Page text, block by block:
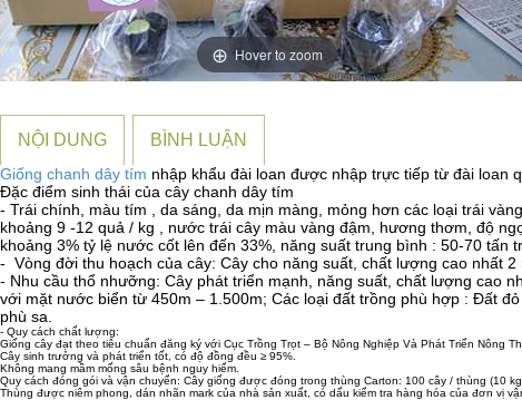
Hover to zoom
NỘI DUNG BÌNH LUẬN
Giống chanh dây tím nhập khẩu đài loan được nhập trực tiếp từ đài loan
Đặc điểm sinh thái của cây chanh dây tím
- Trái chính, màu tím , da sáng, da mịn màng, mỏng hơn các loại trái
khoảng 9 -12 quả / kg , nước trái cây màu vàng đậm, hương thơm, độ
khoảng 3% tỷ lệ nước cốt lên đến 33%, năng suất trung bình : 50-70 tấn
- Vòng đời thu hoạch của cây: Cây cho năng suất, chất lượng cao nhất 2
- Nhu cầu thổ nhưỡng: Cây phát triển mạnh, năng suất, chất lượng cao
với mặt nước biển từ 450m – 1.500m; Các loại đất trồng phù hợp : Đất
phù sa.
- Quy cách chất lượng:
Giống cây đạt theo tiêu chuẩn đăng ký với Cục Trồng Trọt – Bộ Nông Nghiệp Và Phát Triển Nông
Cây sinh trưởng và phát triển tốt, có độ đồng đều ≥ 95%.
Không mang mầm mống sâu bệnh nguy hiểm.
Quy cách đóng gói và vận chuyển: Cây giống được đóng trong thùng Carton: 100 cây / thùng (10
Thùng được niêm phong, dán nhãn mark của nhà sản xuất, có dấu kiểm tra hàng hóa của đơn vị